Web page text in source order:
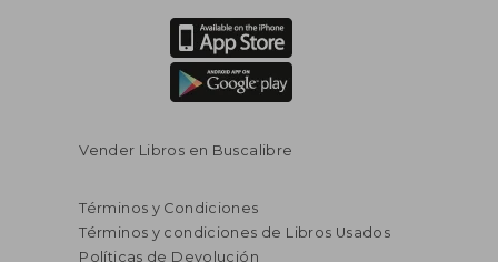
Vender Libros en Buscalibre
Términos y Condiciones
Términos y condiciones de Libros Usados
Políticas de Devolución